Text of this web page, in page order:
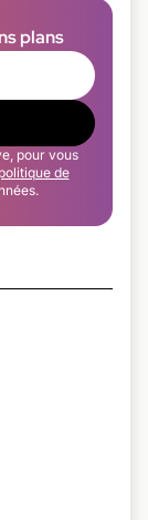
plans
pour vous
politique de